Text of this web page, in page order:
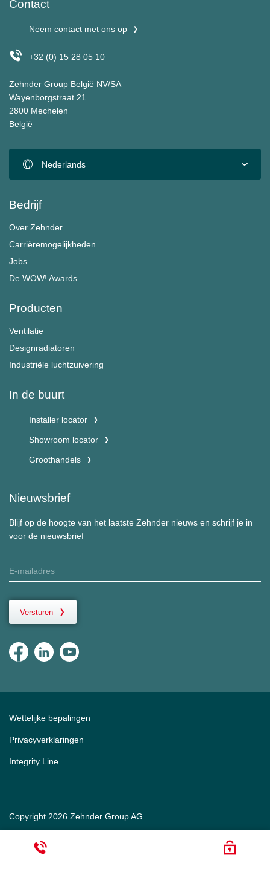
Contact
Neem contact met ons op
+32 (0) 15 28 05 10
Zehnder Group België NV/SA
Wayenborgstraat 21
2800 Mechelen
België
Nederlands
Bedrijf
Over Zehnder
Carrièremogelijkheden
Jobs
De WOW! Awards
Producten
Ventilatie
Designradiatoren
Industriële luchtzuivering
In de buurt
Installer locator
Showroom locator
Groothandels
Nieuwsbrief
Blijf op de hoogte van het laatste Zehnder nieuws en schrijf je in
voor de nieuwsbrief
Versturen
Copyright 2026 Zehnder Group AG
Wettelijke bepalingen
Privacyverklaringen
Integrity Line